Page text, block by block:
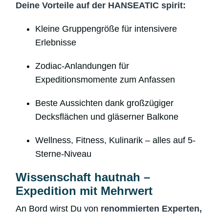
Deine Vorteile auf der HANSEATIC spirit:
Kleine Gruppengröße für intensivere
Erlebnisse
Zodiac-Anlandungen für
Expeditionsmomente zum Anfassen
Beste Aussichten dank großzügiger
Decksflächen und gläserner Balkone
Wellness, Fitness, Kulinarik – alles auf 5-
Sterne-Niveau
Wissenschaft hautnah –
Expedition mit Mehrwert
An Bord wirst Du von renommierten Experten,